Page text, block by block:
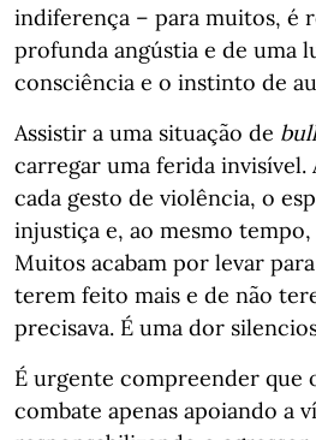
indiferença – para muitos, é
profunda angústia e de uma
consciência e o instinto de
Assistir a uma situação de
carregar uma ferida invisível.
cada gesto de violência, o
injustiça e, ao mesmo
Muitos acabam por levar
terem feito mais e de não
precisava. É uma dor
É urgente compreender que
combate apenas apoiando a